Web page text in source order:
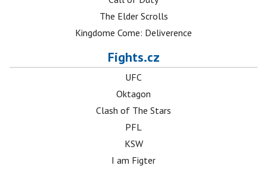
The Elder Scrolls
Kingdome Come: Deliverence
Fights.cz
UFC
Oktagon
Clash of The Stars
PFL
KSW
I am Figter